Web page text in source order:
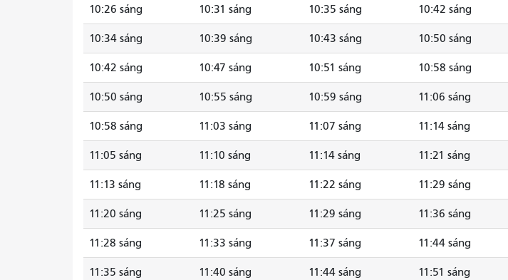
10:26 sáng 10:31 sáng 10:35 sáng 10:42 sáng
10:34 sáng 10:39 sáng 10:43 sáng 10:50 sáng
10:42 sáng 10:47 sáng 10:51 sáng 10:58 sáng
10:50 sáng 10:55 sáng 10:59 sáng 11:06 sáng
10:58 sáng 11:03 sáng 11:07 sáng 11:14 sáng
11:05 sáng 11:10 sáng 11:14 sáng 11:21 sáng
11:13 sáng 11:18 sáng 11:22 sáng 11:29 sáng
11:20 sáng 11:25 sáng 11:29 sáng 11:36 sáng
11:28 sáng 11:33 sáng 11:37 sáng 11:44 sáng
11:35 sáng 11:40 sáng 11:44 sáng 11:51 sáng